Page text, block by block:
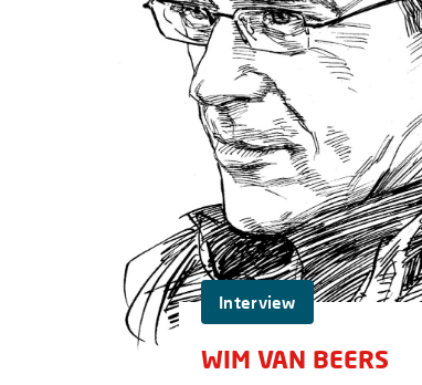
Interview
WIM VAN BEERS